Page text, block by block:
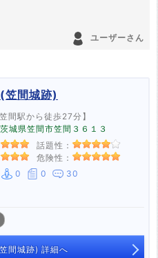
ユーザーさん
笠間城跡)
間駅から徒歩27分】
城県笠間市笠間３６１３
話題性：
危険性：
0 0 30
間城跡) 詳細へ